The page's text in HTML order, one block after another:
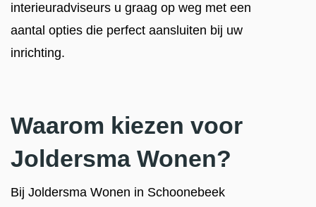
interieuradviseurs u graag op weg met een
aantal opties die perfect aansluiten bij uw
inrichting.
Waarom kiezen voor
Joldersma Wonen?
Bij Joldersma Wonen in Schoonebeek